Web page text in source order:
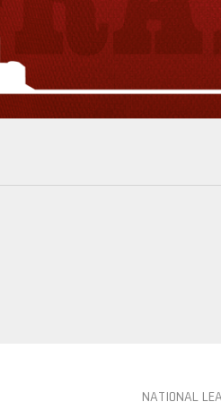
NATIONAL